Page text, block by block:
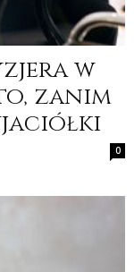
w
zanim
0